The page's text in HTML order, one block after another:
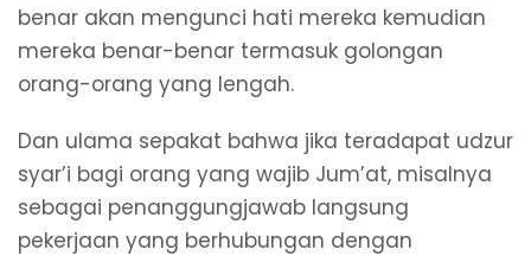
benar akan mengunci hati mereka kemudian
mereka benar-benar termasuk golongan
orang-orang yang lengah.
Dan ulama sepakat bahwa jika teradapat udzur
syar’i bagi orang yang wajib Jum’at, misalnya
sebagai penanggungjawab langsung
pekerjaan yang berhubungan dengan